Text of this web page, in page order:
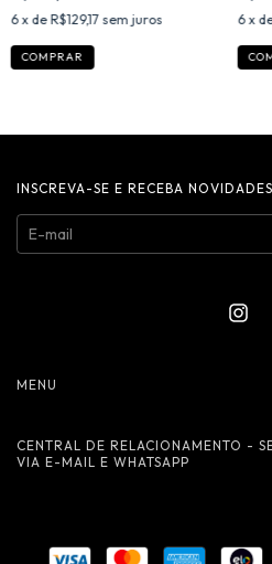
6 x de R$129,17 sem juros 6 x
INSCREVA-SE E RECEBA
MENU
CENTRAL DE RELACIONAMENTO -
VIA E-MAIL E WHATSAPP